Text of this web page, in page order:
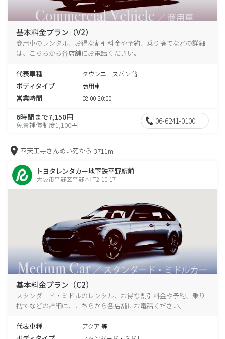
基本料金プラン（V2）
商用車のレンタル、お得な割引料金や予約、乗り捨てなどの詳細
は、こちらから各店舗にお電話ください。
代表車種 タウンエースバン 等
ボディタイプ 商用車
営業時間 08:00-20:00
6時間まで7,150円
免責補償制度1,100円 06-6241-0100
四天王寺さんめい苑から 3711m
トヨタレンタカー地下鉄平野駅前
大阪市平野区平野本町2-10-17
基本料金プラン（C2）
スタンダード・ミドルのレンタル、お得な割引料金や予約、乗り
捨てなどの詳細は、こちらから各店舗にお電話ください。
代表車種 アクア 等